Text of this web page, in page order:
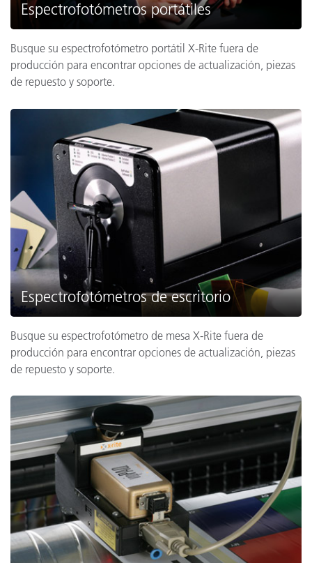
Espectrofotómetros portátiles
Busque su espectrofotómetro portátil X-Rite fuera de
producción para encontrar opciones de actualización, piezas
de repuesto y soporte.
Espectrofotómetros de escritorio
Busque su espectrofotómetro de mesa X-Rite fuera de
producción para encontrar opciones de actualización, piezas
de repuesto y soporte.